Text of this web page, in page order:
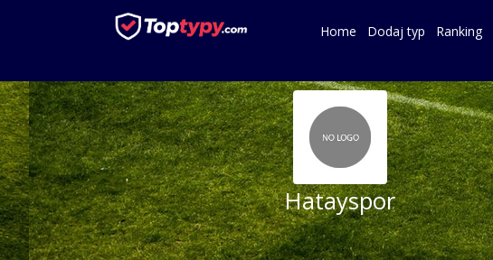
Home Dodaj typ Ranking
Hatayspor